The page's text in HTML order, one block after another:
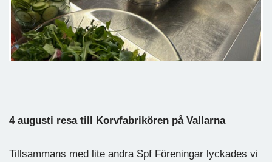
4 augusti resa till Korvfabrikören på Vallarna
Tillsammans med lite andra Spf Föreningar lyckades vi